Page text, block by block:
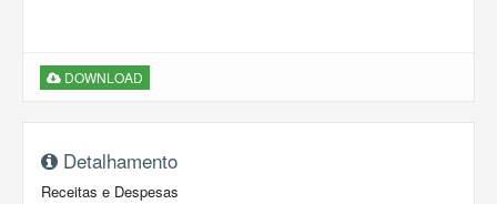
DOWNLOAD
Detalhamento
Receitas e Despesas